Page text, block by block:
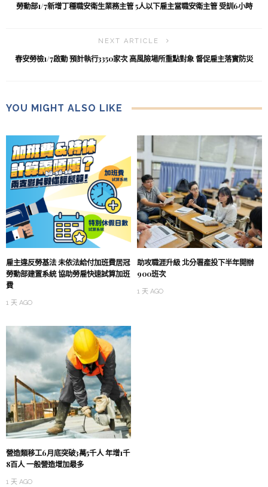
勞動部1/7新增丁種職安衛生業務主管 5人以下雇主當職安衛主管 受訓6小時
NEXT ARTICLE
春安勞檢1/7啟動 預計執行3350家次 高風險場所重點對象 督促雇主落實防災
YOU MIGHT ALSO LIKE
雇主違反勞基法 未依法給付加班費居冠
勞動部建置系統 協助勞雇快速試算加班
費
1 天 AGO
助攻職涯升級 北分署產投下半年開辦
900班次
1 天 AGO
營造類移工6月底突破3萬5千人 年增1千
8百人 一般營造增加最多
1 天 AGO